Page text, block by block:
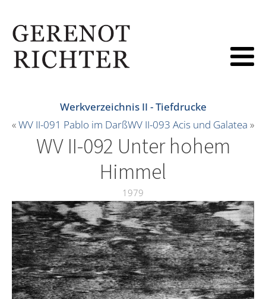
Werkverzeichnis II - Tiefdrucke
«WV II-091 Pablo im DarßWV II-093 Acis und Galatea »
WV II-092 Unter hohem
Himmel
1979